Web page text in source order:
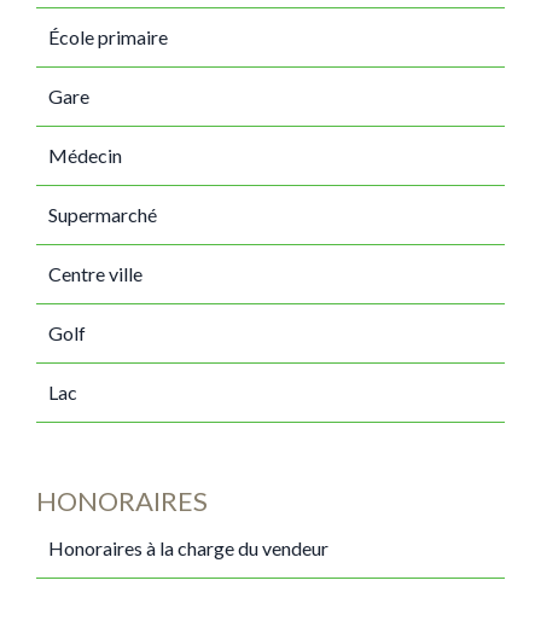
École primaire
Gare
Médecin
Supermarché
Centre ville
Golf
Lac
HONORAIRES
Honoraires à la charge du vendeur